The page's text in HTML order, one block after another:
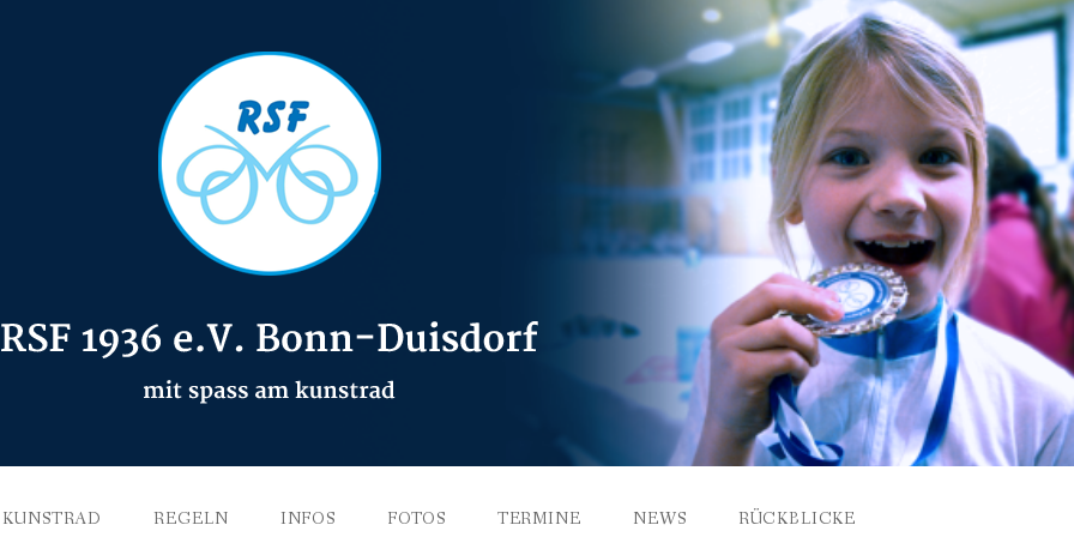
KUNSTRAD REGELN INFOS FOTOS TERMINE NEWS RÜCKBLICKE